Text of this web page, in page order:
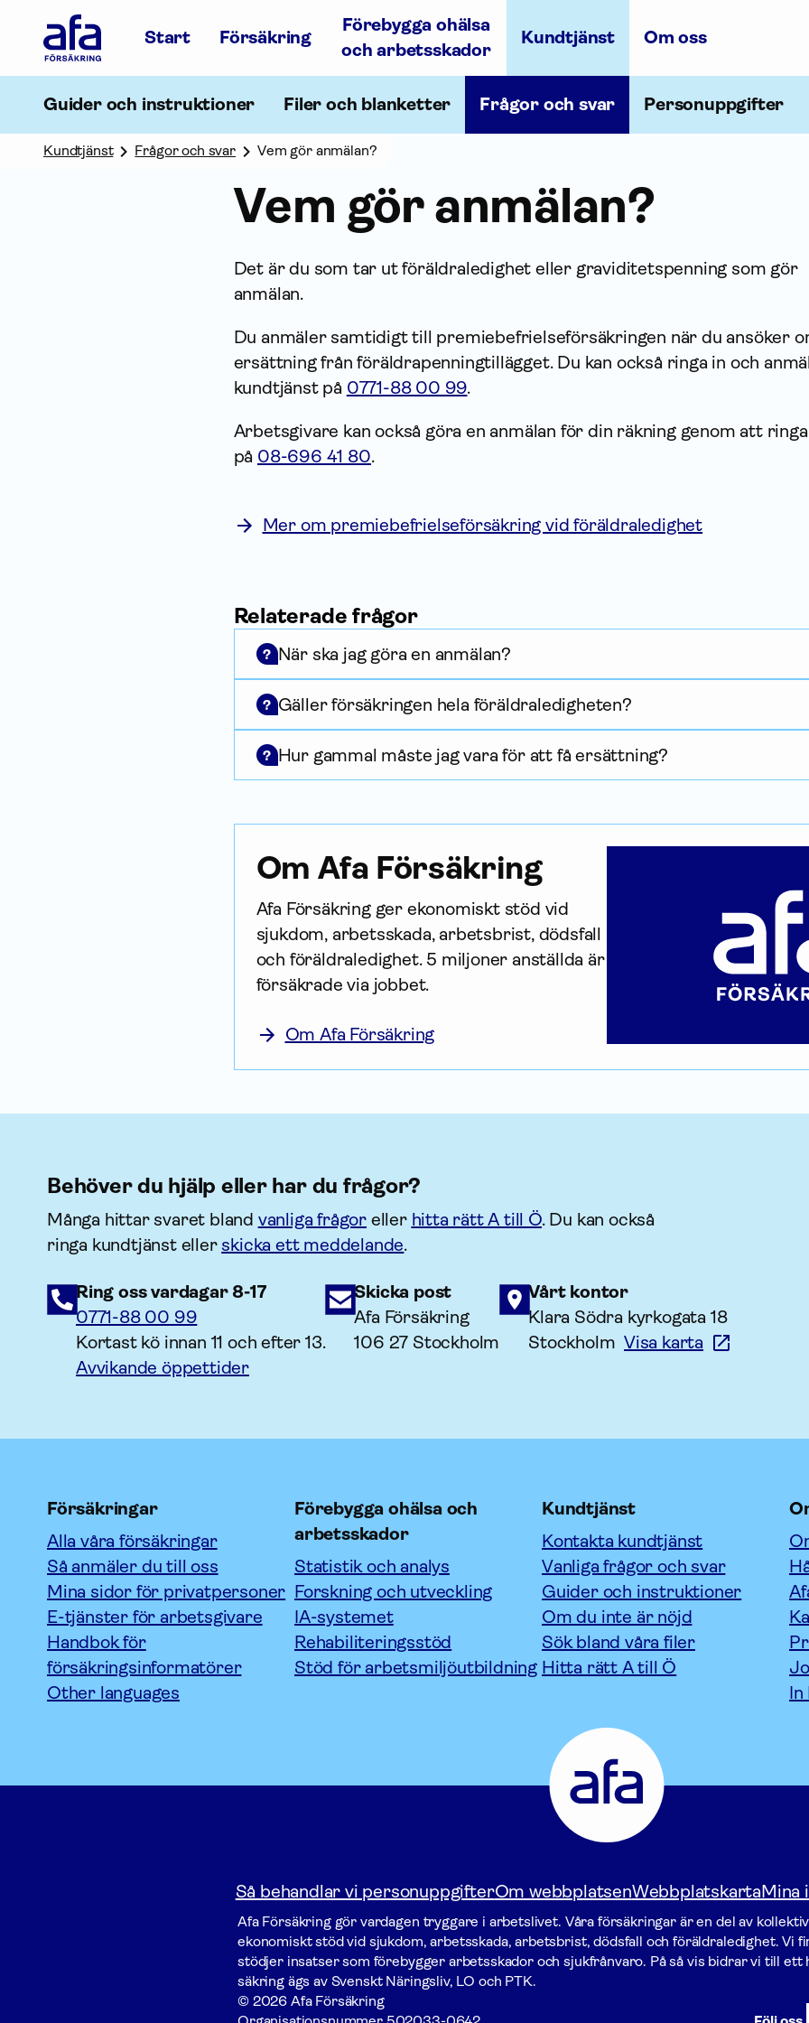
Försäkring
Gå
startsidan
Start Försäkring
Förebygga ohälsa
och arbetsskador
Kundtjänst Om oss
Guider och instruktioner Filer och blanketter Frågor och svar Personuppgifter
Kundtjänst Frågor och svar Vem gör anmälan?
Vem gör anmälan?
Det är du som tar ut föräldraledighet eller graviditets­penning som gör
anmälan.
Du anmäler samtidigt till premiebefrielseförsäkringen när du ansöker
ersättning från föräldra­penning­tillägget. Du kan också ringa in och
kundtjänst på 0771-88 00 99.
Arbetsgivare kan också göra en anmälan för din räkning genom att
på 08-696 41 80.
Mer om premiebefrielseförsäkring vid föräldraledighet
Relaterade frågor
? När ska jag göra en anmälan?
? Gäller försäkringen hela föräldraledigheten?
? Hur gammal måste jag vara för att få ersättning?
Om Afa För­säkring
Afa För­säkring ger ekonomiskt stöd vid
sjukdom, arbetsskada, arbetsbrist, dödsfall
och föräldraledighet. 5 miljoner anställda är
försäkrade via jobbet.
Om Afa Försäkring
Behöver du hjälp eller har du frågor?
Många hittar svaret bland vanliga frågor eller hitta rätt A till Ö. Du kan också
ringa kundtjänst eller skicka ett meddelande.
Ring oss vardagar 8-17
0771-88 00 99
Kortast kö innan 11 och efter 13.
Avvikande öppettider
Skicka post
Afa Försäkring
106 27 Stockholm
Vårt kontor
Klara Södra kyrkogata 18
StockholmVisa karta
Försäkringar
Alla våra försäkringar
Så anmäler du till oss
Mina sidor för privatpersoner
E-tjänster för arbetsgivare
Handbok för
försäkringsinformatörer
Other languages
Förebygga ohälsa och
arbetsskador
Statistik och analys
Forskning och utveckling
IA-systemet
Rehabiliteringsstöd
Stöd för arbetsmiljöutbildning
Kundtjänst
Kontakta kundtjänst
Vanliga frågor och svar
Guider och instruktioner
Om du inte är nöjd
Sök bland våra filer
Hitta rätt A till Ö
In
Försäkring
Gå
till
startsidan
Så behandlar vi personuppgifterOm webbplatsenWebbplatskartaMina
Afa För­säkring gör vardagen tryggare i arbetslivet. Våra försäk­ringar är en del av
ekonomiskt stöd vid sjukdom, arbetsskada, arbetsbrist, dödsfall och föräldraledighet. Vi
stödjer insatser som förebygger arbets­skador och sjukfrånvaro. På så vis bidrar vi till
säkring ägs av Svenskt Näringsliv, LO och PTK.
© 2026 Afa Försäkring